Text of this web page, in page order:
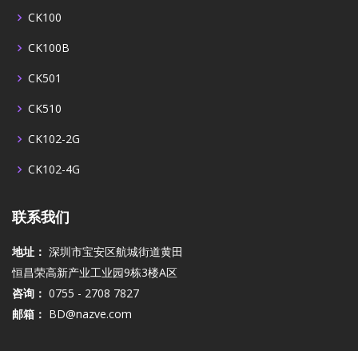
CK100
CK100B
CK501
CK510
CK102-2G
CK102-4G
联系我们
地址： 深圳市宝安区航城街道黄田
恒昌荣高新产业工业园9栋3楼A区
咨询： 0755 - 2708 7827
邮箱： BD@nazve.com